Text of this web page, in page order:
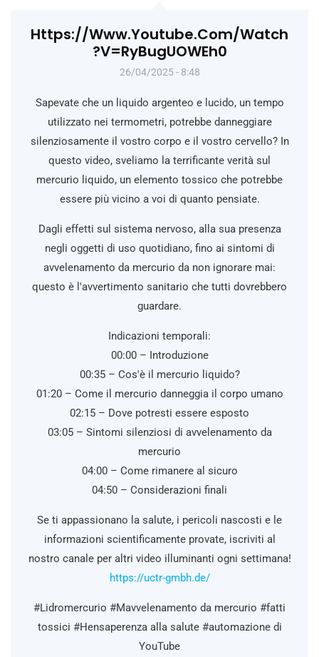
Https://www.youtube.com/watch
?v=ryBugUOWEh0
26/04/2025 - 8:48
Sapevate che un liquido argenteo e lucido, un tempo
utilizzato nei termometri, potrebbe danneggiare
silenziosamente il vostro corpo e il vostro cervello? In
questo video, sveliamo la terrificante verità sul
mercurio liquido, un elemento tossico che potrebbe
essere più vicino a voi di quanto pensiate.
Dagli effetti sul sistema nervoso, alla sua presenza
negli oggetti di uso quotidiano, fino ai sintomi di
avvelenamento da mercurio da non ignorare mai:
questo è l'avvertimento sanitario che tutti dovrebbero
guardare.
Indicazioni temporali:
00:00 – Introduzione
00:35 – Cos'è il mercurio liquido?
01:20 – Come il mercurio danneggia il corpo umano
02:15 – Dove potresti essere esposto
03:05 – Sintomi silenziosi di avvelenamento da
mercurio
04:00 – Come rimanere al sicuro
04:50 – Considerazioni finali
Se ti appassionano la salute, i pericoli nascosti e le
informazioni scientificamente provate, iscriviti al
nostro canale per altri video illuminanti ogni settimana!
https://uctr-gmbh.de/
#Lidromercurio #Mavvelenamento da mercurio #fatti
tossici #Hensaperenza alla salute #automazione di
YouTube